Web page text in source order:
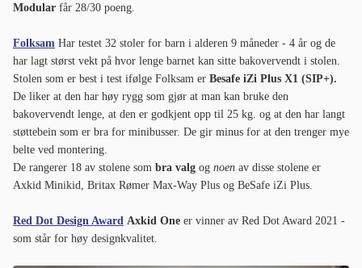
Modular får 28/30 poeng.
Folksam Har testet 32 stoler for barn i alderen 9 måneder - 4 år og de
har lagt størst vekt på hvor lenge barnet kan sitte bakovervendt i stolen.
Stolen som er best i test ifølge Folksam er Besafe iZi Plus X1 (SIP+).
De liker at den har høy rygg som gjør at man kan bruke den
bakovervendt lenge, at den er godkjent opp til 25 kg. og at den har langt
støttebein som er bra for minibusser. De gir minus for at den trenger mye
belte ved montering.
De rangerer 18 av stolene som bra valg og noen av disse stolene er
Axkid Minikid, Britax Rømer Max-Way Plus og BeSafe iZi Plus.
Red Dot Design Award Axkid One er vinner av Red Dot Award 2021 -
som står for høy designkvalitet.